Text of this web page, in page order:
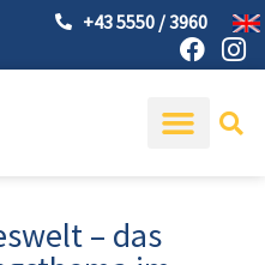
+43 5550 / 3960
– das